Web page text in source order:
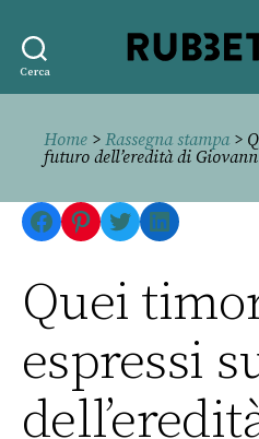
Cerca
Home > Rassegna stampa>
futuro dell’eredità di
Facebook
Pinterest
TwitterLinkedIn
Quei
espressi